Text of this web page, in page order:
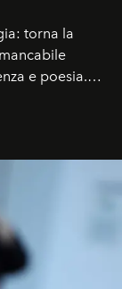
torna la
e poesia.
la volta